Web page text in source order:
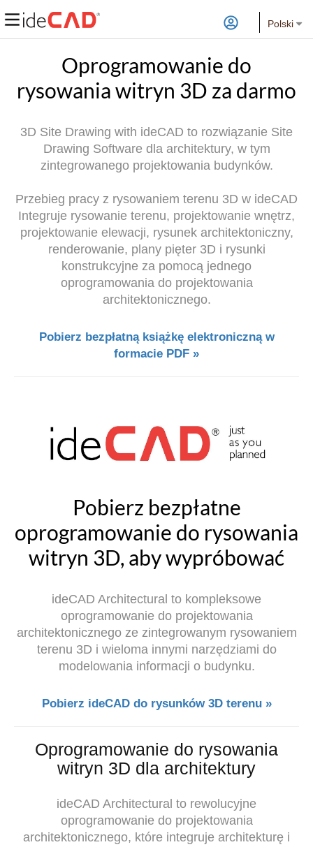
Polski
Oprogramowanie do
rysowania witryn 3D za darmo
3D Site Drawing with ideCAD to rozwiązanie Site
Drawing Software dla architektury, w tym
zintegrowanego projektowania budynków.
Przebieg pracy z rysowaniem terenu 3D w ideCAD
Integruje rysowanie terenu, projektowanie wnętrz,
projektowanie elewacji, rysunek architektoniczny,
renderowanie, plany pięter 3D i rysunki
konstrukcyjne za pomocą jednego
oprogramowania do projektowania
architektonicznego.
Pobierz bezpłatną książkę elektroniczną w
formacie PDF »
Pobierz bezpłatne
oprogramowanie do rysowania
witryn 3D, aby wypróbować
ideCAD Architectural to kompleksowe
oprogramowanie do projektowania
architektonicznego ze zintegrowanym rysowaniem
terenu 3D i wieloma innymi narzędziami do
modelowania informacji o budynku.
Pobierz ideCAD do rysunków 3D terenu »
Oprogramowanie do rysowania
witryn 3D dla architektury
ideCAD Architectural to rewolucyjne
oprogramowanie do projektowania
architektonicznego, które integruje architekturę i